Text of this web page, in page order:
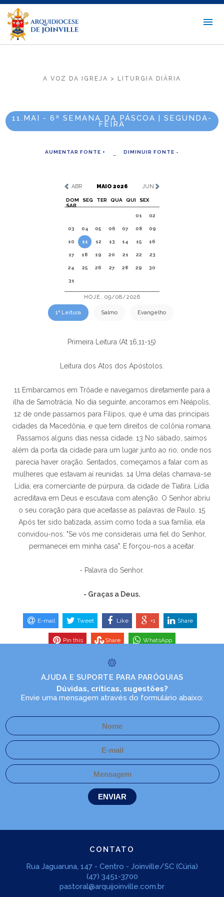
A VOZ DA IGREJA > LITURGIA DIÁRIA
11.MAI - 6ª SEMANA DA PÁSCOA | SEGUNDA-
FEIRA
AUMENTAR FONTE + DIMINUIR FONTE -
ABR MAIO 2026 JUN
DOM SEG TER QUA QUI
SEX
SAB
01
02
03 04 05 06 07 08 09
10 11 12 13 14 15 16
17 18 19 20 21 22 23
24 25 26 27 28 29 30
31
HOJE, 09/08/2026
1ª Leitura Salmo Evangelho
Primeira Leitura (At 16,11-15)
Leitura dos Atos dos Apóstolos.
11 Embarcamos em Trôade e navegamos diretamente para a
ilha de Samotrácia. No dia seguinte, ancoramos em Neápolis,
12 de onde passamos para Filipos, que é uma das principais
cidades da Macedônia, e que tem direitos de colônia romana.
Passamos alguns dias nessa cidade. 13 No sábado, saímos
além da porta da cidade para um lugar junto ao rio, onde nos
parecia haver oração. Sentados, começamos a falar com as
mulheres que estavam aí reunidas. 14 Uma delas chamava-se
Lídia; era comerciante de púrpura, da cidade de Tiatira. Lídia
acreditava em Deus e escutava com atenção. O Senhor abriu
o seu coração para que aceitasse as palavras de Paulo. 15
Após ter sido batizada, assim como toda a sua família, ela
convidou-nos: "Se vós me considerais uma fiel do Senhor,
permanecei em minha casa". E forçou-nos a aceitar.
- Palavra do Senhor.
- Graças a Deus.
E-mail Tweet Like +1 Share
Pin this Share WhatsApp
AJUDA E SUPORTE PARA PARÓQUIAS
Dúvidas, críticas, sugestões?
Envie uma mensagem através do formulário abaixo:
CONTATO
Rua Jaguaruna, 147 - Centro - Joinville/SC (Cúria)
(47) 3451-3700
pastoral@arquijoinville.com.br